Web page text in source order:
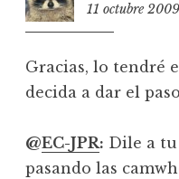
11 octubre 2009
Gracias, lo tendré
decida a dar el
@EC-JPR: Dile a tu
pasando las